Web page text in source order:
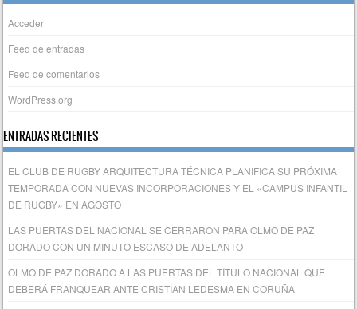
Acceder
Feed de entradas
Feed de comentarios
WordPress.org
ENTRADAS RECIENTES
EL CLUB DE RUGBY ARQUITECTURA TÉCNICA PLANIFICA SU PRÓXIMA
TEMPORADA CON NUEVAS INCORPORACIONES Y EL «CAMPUS INFANTIL
DE RUGBY» EN AGOSTO
LAS PUERTAS DEL NACIONAL SE CERRARON PARA OLMO DE PAZ
DORADO CON UN MINUTO ESCASO DE ADELANTO
OLMO DE PAZ DORADO A LAS PUERTAS DEL TÍTULO NACIONAL QUE
DEBERÁ FRANQUEAR ANTE CRISTIAN LEDESMA EN CORUÑA